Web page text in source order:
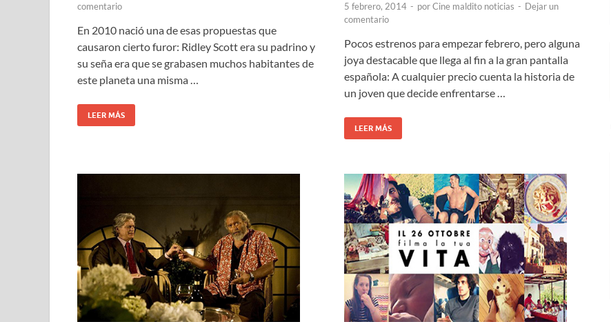
comentario
En 2010 nació una de esas propuestas que
causaron cierto furor: Ridley Scott era su padrino y
su seña era que se grabasen muchos habitantes de
este planeta una misma …
LEER MÁS
5 febrero, 2014 - porCine maldito noticias - Dejar un
comentario
Pocos estrenos para empezar febrero, pero alguna
joya destacable que llega al fin a la gran pantalla
española: A cualquier precio cuenta la historia de
un joven que decide enfrentarse …
LEER MÁS